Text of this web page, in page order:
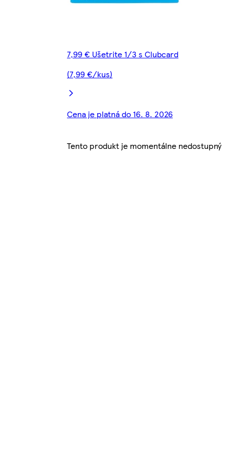
7,99 € Ušetrite 1/3 s Clubcard
(7,99 €/kus)
Cena je platná do 16. 8. 2026
Tento produkt je momentálne nedostupný